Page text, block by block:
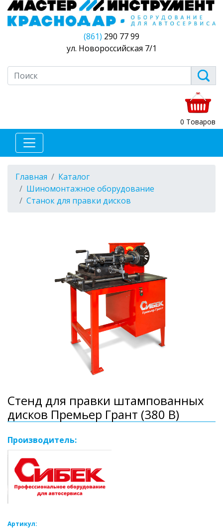
(861) 290 77 99
ул. Новороссийская 7/1
0 Товаров
Главная
Каталог
Шиномонтажное оборудование
Станок для правки дисков
Стенд для правки штампованных
дисков Премьер Грант (380 В)
Производитель:
Артикул: